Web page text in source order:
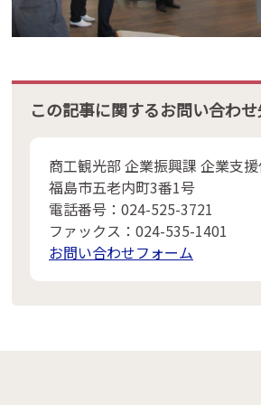
この記事に関するお問い合わ
商工観光部 企業振興課 企業支
福島市五老内町3番1号
電話番号：024-525-3721
ファックス：024-535-1401
お問い合わせフォーム